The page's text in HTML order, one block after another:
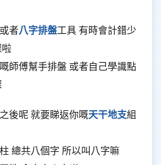
或者八字排盤工具 有時會計錯少
師傅幫手排盤 或者自己學識點
之後呢 就要睇返你嘅天干地支組
總共八個字 所以叫八字嘛